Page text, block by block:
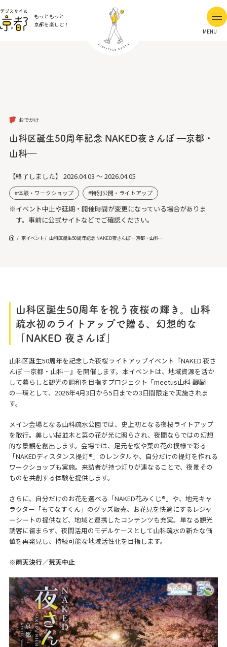
もっともっと
京都を楽しむ！
MENU
おでかけ
山科区誕生50周年記念 NAKED夜さんぽ ―京都・
山科―
【終了しました】 2026.04.03 ～ 2026.04.05
体験・ワークショップ 特別公開・ライトアップ
※イベント中止や延期・開催時間が変更になっている場合がありま
す。事前に公式サイトなどでご確認ください。
京イベント 山科区誕生50周年記念 NAKED夜さんぽ ―京都・山科―
山科区誕生50周年を祝う夜桜の輝き。山科
疏水初のライトアップで贈る、幻想的な
「NAKED 夜さんぽ」
山科区誕生50周年を記念した夜桜ライトアップイベント『NAKED 夜さ
んぽ ―京都・山科―』を開催します。本イベントは、地域資源を活か
して暮らしと観光の調和を目指すプロジェクト「meetus山科-醍醐」
の一環として、2026年4月3日から5日までの3日間限定で実施されま
す。
メイン会場となる山科疏水公園では、史上初となる夜桜ライトアップ
を敢行。美しい桜並木と菜の花が光に照らされ、夜間ならではの幻想
的な景観を創出します。会場では、足元を桜や菜の花の模様で彩る
「NAKEDディスタンス提灯®︎」のレンタルや、自分だけの提灯を作れる
ワークショップも実施。来訪者が持つ灯りが連なることで、夜景その
ものを共創する体験を提供します。
さらに、自分だけのお花を選べる「NAKED花みくじ®︎」や、地元キャ
ラクター「もてなすくん」のグッズ販売、お花見を快適にするレジャ
ーシートの提供など、地域と連携したコンテンツも充実。単なる観光
誘客に留まらず、夜間活用のモデルケースとして山科疏水の新たな価
値を再発見し、持続可能な地域活性化を目指します。
※雨天決行／荒天中止